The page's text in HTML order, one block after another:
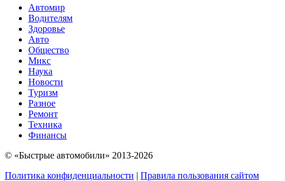
Автомир
Водителям
Здоровье
Авто
Общество
Микс
Наука
Новости
Туризм
Разное
Ремонт
Техника
Финансы
© «Быстрые автомобили» 2013-2026
Политика конфиденциальности | Правила пользования сайтом